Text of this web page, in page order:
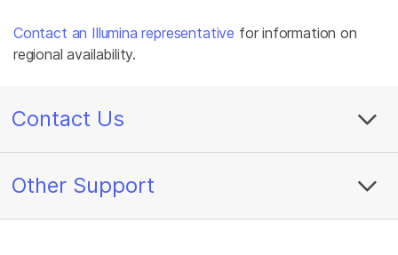
Contact an Illumina representative for information on
regional availability.
Contact Us
Other Support